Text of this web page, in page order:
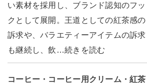
い素材を採用し、ブランド認知のフッ
クとして展開。王道としての紅茶感の
訴求や、バラエティーアイテムの訴求
も継続し、飲…続きを読む
コーヒー・コーヒー用クリーム・紅茶